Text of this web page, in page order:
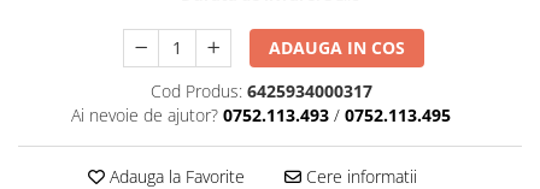
ADAUGA IN COS
Cod Produs: 6425934000317
Ai nevoie de ajutor? 0752.113.493 / 0752.113.495
Adauga la Favorite Cere informatii